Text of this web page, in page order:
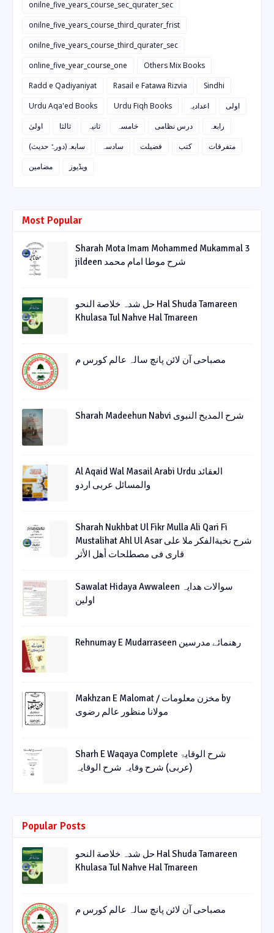
onilne_five_years_course_sec_qurater_sec
onilne_five_years_course_third_qurater_frist
onilne_five_years_course_third_qurater_sec
online_five_year_course_one
Others Mix Books
Radd e Qadiyaniyat
Rasail e Fatawa Rizvia
Sindhi
Urdu Aqa'ed Books
Urdu Fiqh Books اعدادیہ
اولی
اولیٰ
ثالثا ثانیہ خامسہ درس نظامی
رابعہ
سابعہ(دورہٌ حدیث)
سادسہ فضیلت کتب
متفرقات
مضامین
ویڈیوز
Most Popular
Sharah Mota Imam Mohammed Mukammal 3
jildeen شرح موطا امام محمد
حل شدہ خلاصة النحو Hal Shuda Tamareen
Khulasa Tul Nahve Hal Tmareen
مصباحی آن لائن پانچ سالہ عالم کورس م
Sharah Madeehun Nabvi شرح المدیح النبوی
Al Aqaid Wal Masail Arabi Urdu العقائد
والمسائل عربی اردو
Sharah Nukhbat Ul Fikr Mulla Ali Qari Fi
Mustalihat Ahl Ul Asar شرح نخبةالفکر ملا علی
قاری فی مصطلحات أھل الأثر
Sawalat Hidaya Awwaleen سوالات ھدایہ
اولین
Rehnumay E Mudarraseen رهنمائے مدرسین
Makhzan E Malomat / مخزن معلومات by
مولانا منظور عالم رضوی
Sharh E Waqaya Complete شرح الوقایۃ
(عربی) شرح وقایہ شرح الوقایہ
Popular Posts
حل شدہ خلاصة النحو Hal Shuda Tamareen
Khulasa Tul Nahve Hal Tmareen
مصباحی آن لائن پانچ سالہ عالم کورس م